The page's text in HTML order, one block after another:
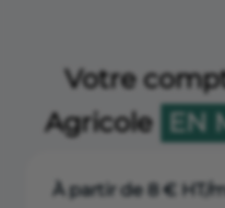
Votre
Agricole EN
À partir de 8 € HT/